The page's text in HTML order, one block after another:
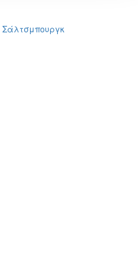
Σάλτσμπουργκ